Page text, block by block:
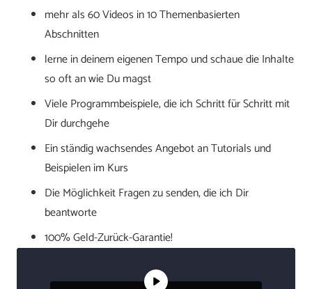
mehr als 60 Videos in 10 Themenbasierten
Abschnitten
lerne in deinem eigenen Tempo und schaue die Inhalte
so oft an wie Du magst
Viele Programmbeispiele, die ich Schritt für Schritt mit
Dir durchgehe
Ein ständig wachsendes Angebot an Tutorials und
Beispielen im Kurs
Die Möglichkeit Fragen zu senden, die ich Dir
beantworte
100% Geld-Zurück-Garantie!